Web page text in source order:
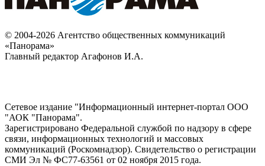
© 2004-2026 Агентство общественных коммуникаций
«Панорама»
Главный редактор Агафонов И.А.
Сетевое издание "Информационный интернет-портал ООО
"АОК "Панорама".
Зарегистрировано Федеральной службой по надзору в сфере
связи, информационных технологий и массовых
коммуникаций (Роскомнадзор). Cвидетельство о регистрации
СМИ Эл № ФС77-63561 от 02 ноября 2015 года.